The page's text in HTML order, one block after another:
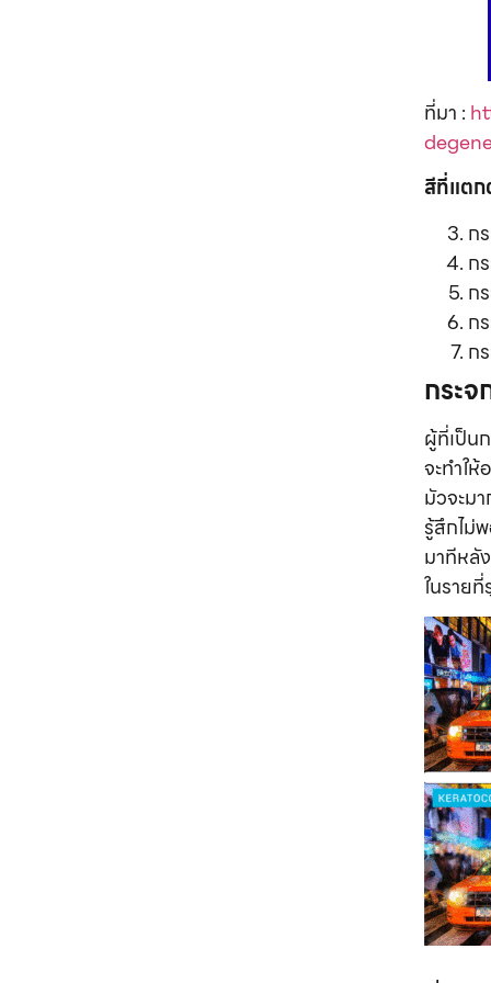
ที่มา :
สีที่แตก
ก
ก
ก
ก
ก
กระ
ผู้ที่เป็น
จะทำใ
มัวจะม
รู้สึกไม่
มาทีหลั
ในราย